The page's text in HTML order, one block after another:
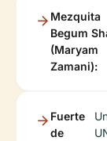
Mezquita
Begum
(Maryam
Zamani):
Fuerte
de